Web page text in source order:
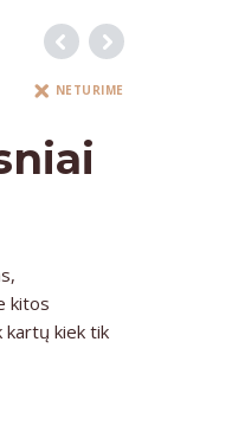
NETURIME
kitos
kartų kiek tik